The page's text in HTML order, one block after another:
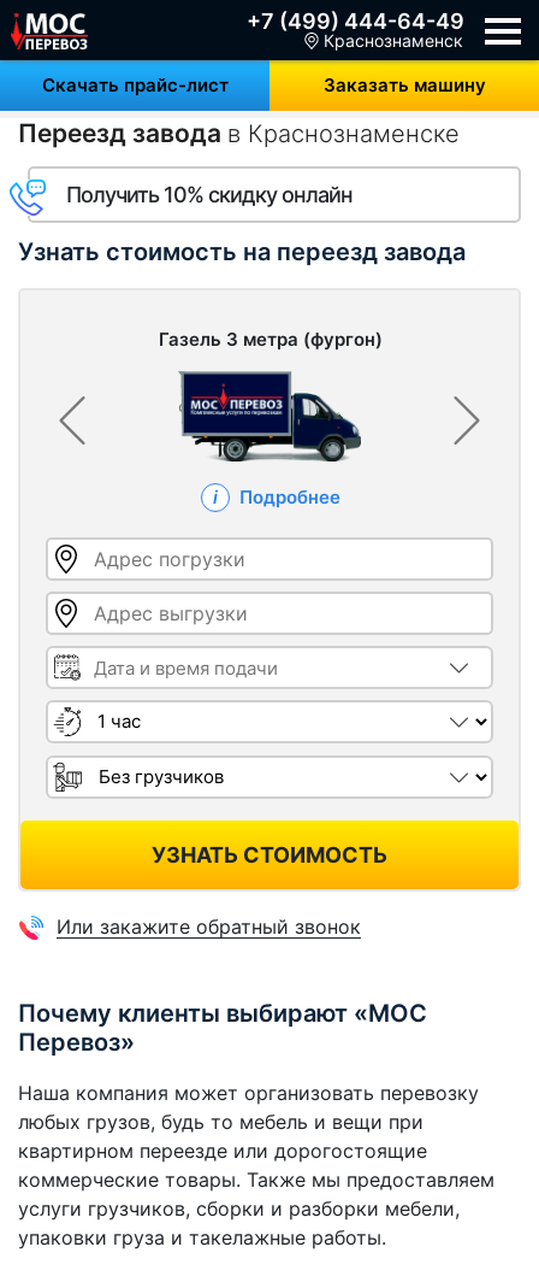
+7 (499) 444-64-49
Скачать прайс-лист Заказать машину
Краснознаменск
Переезд завода в Краснознаменске
Получить 10% скидку онлайн
Узнать стоимость на переезд завода
Газель 3 метра (фургон)
Подробнее
Адрес погрузки
Адрес выгрузки
Дата и время подачи
Длительность
Грузчики
УЗНАТЬ СТОИМОСТЬ
Или закажите обратный звонок
Почему клиенты выбирают «МОС
Перевоз»
Наша компания может организовать перевозку
любых грузов, будь то мебель и вещи при
квартирном переезде или дорогостоящие
коммерческие товары. Также мы предоставляем
услуги грузчиков, сборки и разборки мебели,
упаковки груза и такелажные работы.